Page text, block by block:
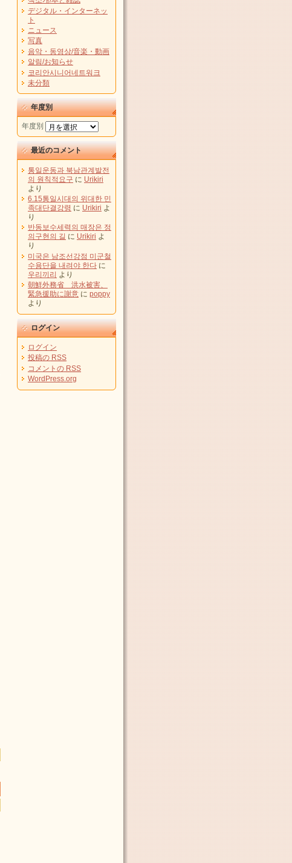
デジタル・インターネッ
ト
ニュース
写真
음악・동영상/音楽・動画
알림/お知らせ
코리안시니어네트워크
未分類
年度別
年度別
最近のコメント
통일운동과 북남관계발전
의 원칙적요구 に Urikiri
より
6.15통일시대의 위대한 민
족대단결강령 に Urikiri よ
り
반동보수세력의 매장은 정
의구현의 길 に Urikiri よ
り
미국은 남조선강점 미군철
수용단을 내려야 한다 に
우리끼리 より
朝鮮外務省 洪水被害、
緊急援助に謝意 に poppy
より
ログイン
ログイン
投稿の RSS
コメントの RSS
WordPress.org